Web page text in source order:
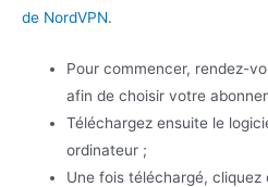
de NordVPN.
Pour commencer, rendez-
afin de choisir votre
Téléchargez ensuite le
ordinateur ;
Une fois téléchargé, cliquez